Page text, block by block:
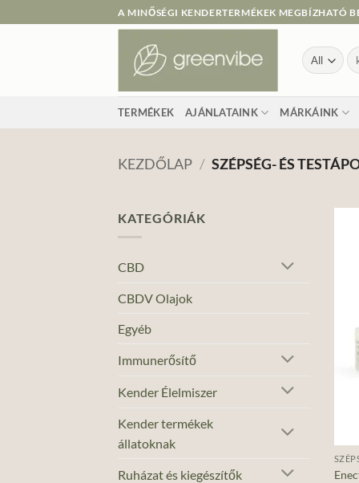
to
A MINŐSÉGI KENDERTERMÉKEK MEGBÍZHATÓ
a
TERMÉKEK AJÁNLATAINK MÁRKÁINK
KEZDŐLAP / SZÉPSÉG- ÉS
KATEGÓRIÁK
CBD
CBDV Olajok
Egyéb
Immunerősítő
Kender Élelmiszer
Kender termékek
állatoknak
Ruházat és kiegészítők